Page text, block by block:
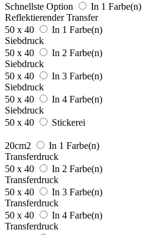
Schnellste Option
In 1 Farbe(n)
Reflektierender Transfer
50 x 40
In 1 Farbe(n)
Siebdruck
50 x 40
In 2 Farbe(n)
Siebdruck
50 x 40
In 3 Farbe(n)
Siebdruck
50 x 40
In 4 Farbe(n)
Siebdruck
50 x 40
Stickerei
20cm2
In 1 Farbe(n)
Transferdruck
50 x 40
In 2 Farbe(n)
Transferdruck
50 x 40
In 3 Farbe(n)
Transferdruck
50 x 40
In 4 Farbe(n)
Transferdruck